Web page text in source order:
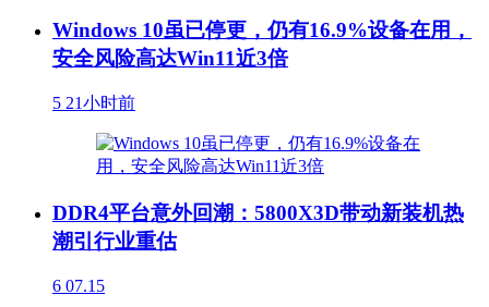
Windows 10虽已停更，仍有16.9%设备在用，
安全风险高达Win11近3倍
5 21小时前
DDR4平台意外回潮：5800X3D带动新装机热
潮引行业重估
6 07.15